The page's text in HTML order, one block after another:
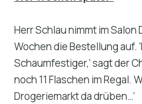
Herr Schlau nimmt im Salon
Wochen die Bestellung auf.
Schaumfestiger,’ sagt der
noch 11 Flaschen im Regal.
Drogeriemarkt da drüben…’